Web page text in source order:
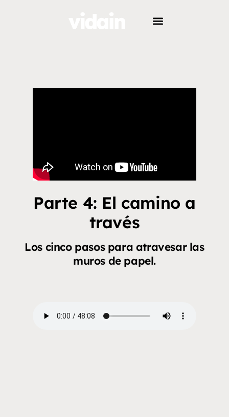
Parte 4: El camino a
través
Los cinco pasos para atravesar las
muros de papel.